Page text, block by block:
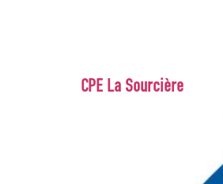
CPE La Sourcière